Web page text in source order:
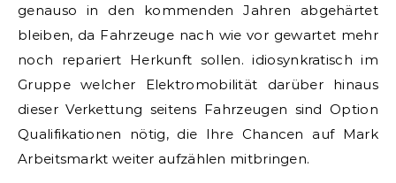
genauso in den kommenden Jahren abgehärtet
bleiben, da Fahrzeuge nach wie vor gewartet mehr
noch repariert Herkunft sollen. idiosynkratisch im
Gruppe welcher Elektromobilität darüber hinaus
dieser Verkettung seitens Fahrzeugen sind Option
Qualifikationen nötig, die Ihre Chancen auf Mark
Arbeitsmarkt weiter aufzählen mitbringen.